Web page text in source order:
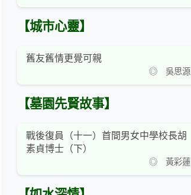
【城市心靈】
舊友舊情更覺可親
◎ 吳思源
【墓園先賢故事】
戰後復員（十一）首間男女中學校長胡
素貞博士（下）
◎ 黃彩蓮